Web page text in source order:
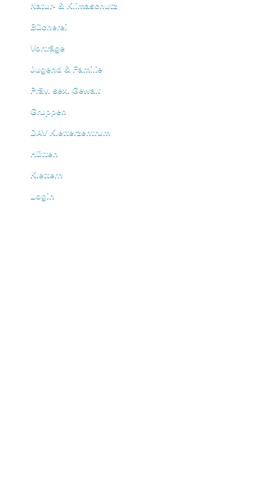
Natur- & Klimaschutz
Bücherei
Vorträge
Jugend & Familie
Präv. sex. Gewalt
Gruppen
DAV Kletterzentrum
Hütten
Klettern
Login